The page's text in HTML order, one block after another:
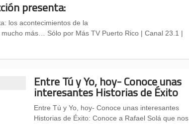
presenta:
los acontecimientos de la
más… Sólo por Más TV Puerto Rico | Canal 23.1 |
Entre Tú y Yo, hoy- Conoce unas
interesantes Historias de Éxito
Entre Tú y Yo, hoy- Conoce unas interesantes
Historias de Éxito: Conoce a Rafael Solá que nos